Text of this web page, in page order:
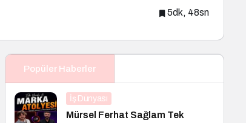
5dk, 48sn
Popüler Haberler
İş Dünyası
Mürsel Ferhat Sağlam Tek